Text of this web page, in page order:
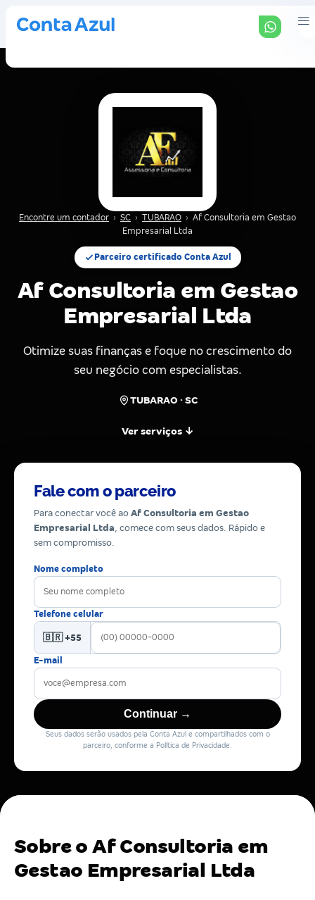
Encontre um contador › SC › TUBARAO › Af Consultoria em Gestao
Empresarial Ltda
Parceiro certificado Conta Azul
Af Consultoria em Gestao
Empresarial Ltda
Otimize suas finanças e foque no crescimento do
seu negócio com especialistas.
TUBARAO · SC
Ver serviços ↓
Fale com o parceiro
Para conectar você ao Af Consultoria em Gestao
Empresarial Ltda, comece com seus dados. Rápido e
sem compromisso.
Nome completo
Telefone celular
🇧🇷 +55
E-mail
Continuar →
Seus dados serão usados pela Conta Azul e compartilhados com o
parceiro, conforme a Política de Privacidade.
Sobre o Af Consultoria em
Gestao Empresarial Ltda